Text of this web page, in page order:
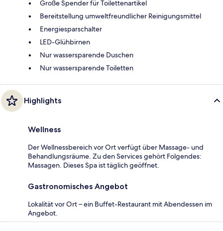
Große Spender für Toilettenartikel
Bereitstellung umweltfreundlicher Reinigungsmittel
Energiesparschalter
LED-Glühbirnen
Nur wassersparende Duschen
Nur wassersparende Toiletten
Highlights
Wellness
Der Wellnessbereich vor Ort verfügt über Massage- und
Behandlungsräume. Zu den Services gehört Folgendes:
Massagen. Dieses Spa ist täglich geöffnet.
Gastronomisches Angebot
Lokalität vor Ort – ein Buffet-Restaurant mit Abendessen im
Angebot.